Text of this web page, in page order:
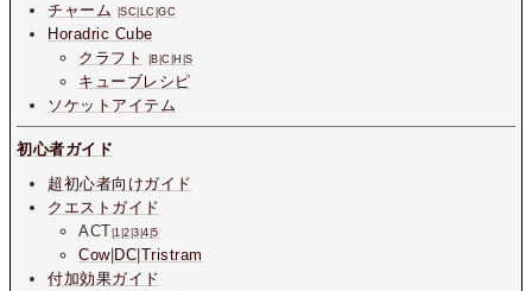
チャーム |SC LC |GC
Horadric Cube
クラフト
B |C H |S
キューブレシピ
ソケットアイテム
初心者ガイド
超初心者向けガイド
クエストガイド
ACT |1 |2 |3 |4 |5
Cow| DC Tristram
付加効果ガイド